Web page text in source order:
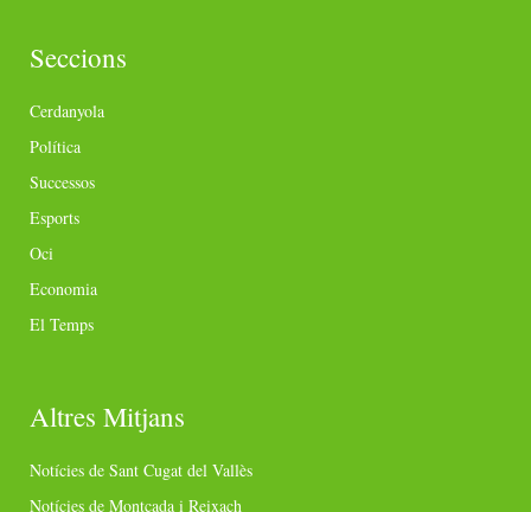
Seccions
Cerdanyola
Política
Successos
Esports
Oci
Economia
El Temps
Altres Mitjans
Notícies de Sant Cugat del Vallès
Notícies de Montcada i Reixach